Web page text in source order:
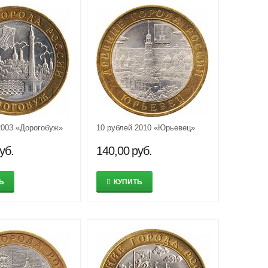
«Дорогобуж» 10 рублей 2010 «Юрьевец»
140,00 руб.
КУПИТЬ